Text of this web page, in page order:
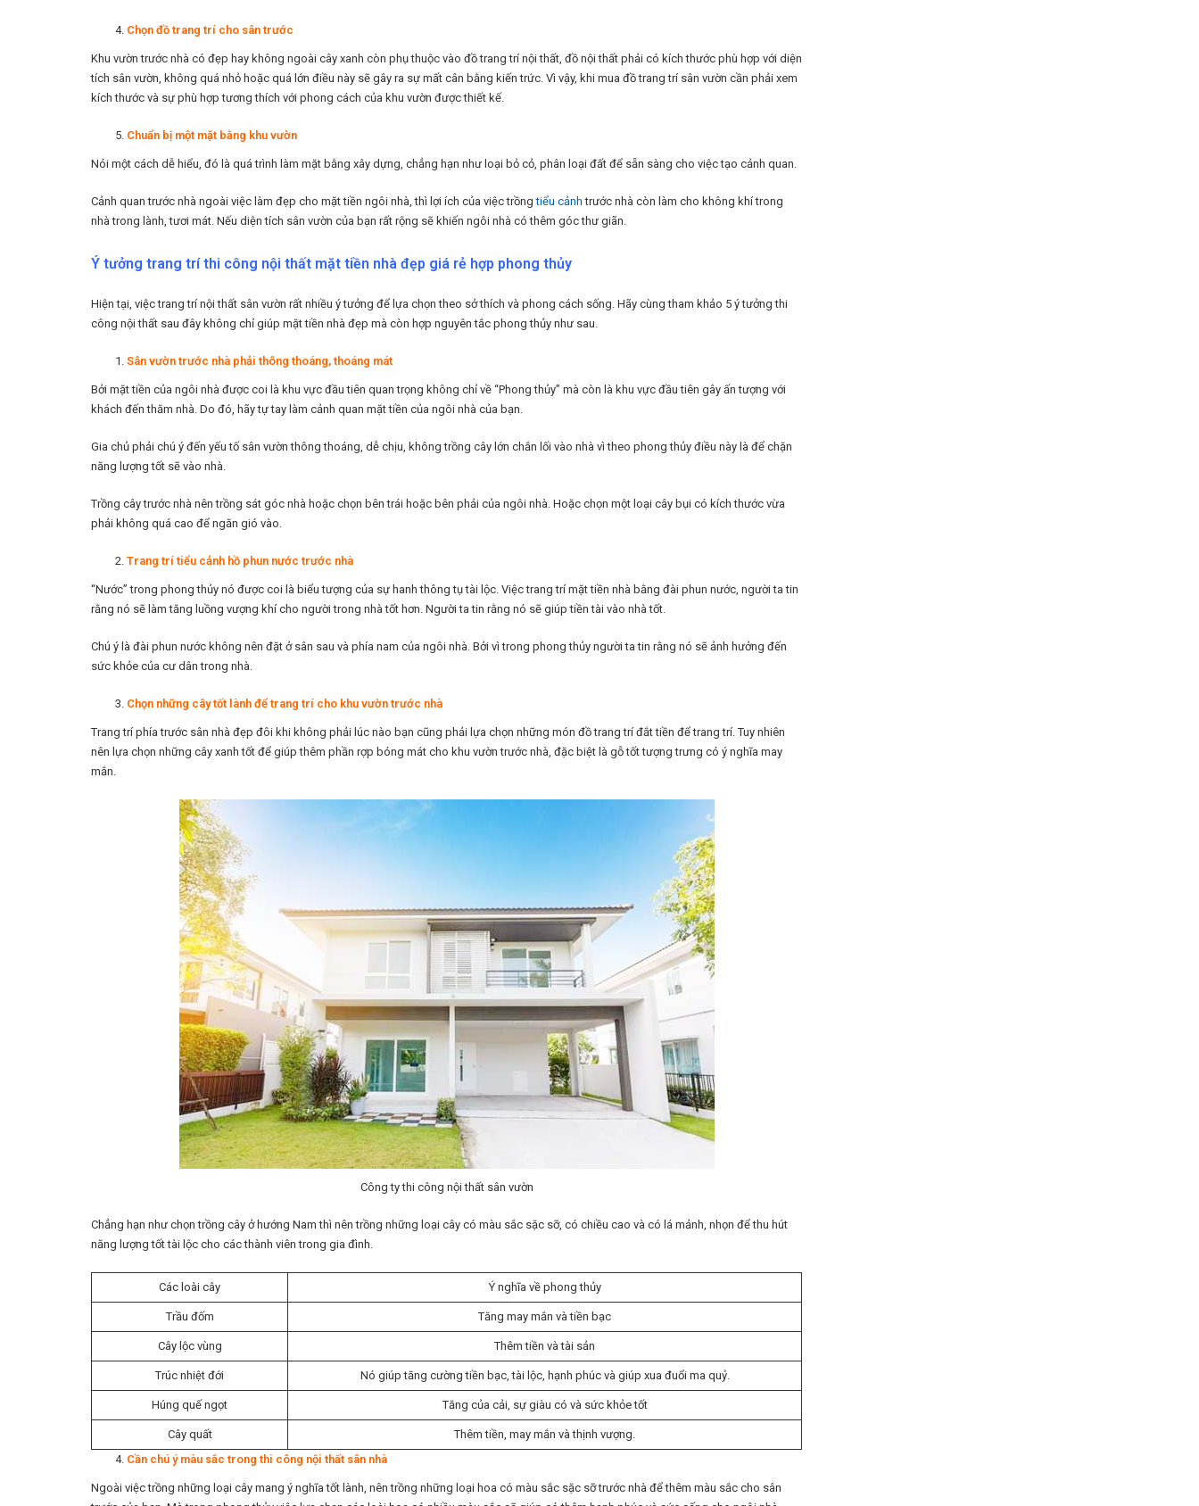
Chọn đồ trang trí cho sân trước
Khu vườn trước nhà có đẹp hay không ngoài cây xanh còn phụ thuộc vào đồ trang trí nội thất, đồ nội thất phải có kích thước phù hợp với diện
tích sân vườn, không quá nhỏ hoặc quá lớn điều này sẽ gây ra sự mất cân bằng kiến trức. Vì vậy, khi mua đồ trang trí sân vườn cần phải xem
kích thước và sự phù hợp tương thích với phong cách của khu vườn được thiết kế.
Chuẩn bị một mặt bằng khu vườn
Nói một cách dễ hiểu, đó là quá trình làm mặt bằng xây dựng, chẳng hạn như loại bỏ cỏ, phân loại đất để sẵn sàng cho việc tạo cảnh quan.
Cảnh quan trước nhà ngoài việc làm đẹp cho mặt tiền ngôi nhà, thì lợi ích của việc trồngtiểu cảnh trước nhà còn làm cho không khí trong
nhà trong lành, tươi mát. Nếu diện tích sân vườn của bạn rất rộng sẽ khiến ngôi nhà có thêm góc thư giãn.
Ý tưởng trang trí thi công nội thất mặt tiền nhà đẹp giá rẻ hợp phong thủy
Hiện tại, việc trang trí nội thất sân vườn rất nhiều ý tưởng để lựa chọn theo sở thích và phong cách sống. Hãy cùng tham khảo 5 ý tưởng thi
công nội thất sau đây không chỉ giúp mặt tiền nhà đẹp mà còn hợp nguyên tắc phong thủy như sau.
Sân vườn trước nhà phải thông thoáng, thoáng mát
Bởi mặt tiền của ngôi nhà được coi là khu vực đầu tiên quan trọng không chỉ về “Phong thủy” mà còn là khu vực đầu tiên gây ấn tượng với
khách đến thăm nhà. Do đó, hãy tự tay làm cảnh quan mặt tiền của ngôi nhà của bạn.
Gia chủ phải chú ý đến yếu tố sân vườn thông thoáng, dễ chịu, không trồng cây lớn chắn lối vào nhà vì theo phong thủy điều này là để chặn
năng lượng tốt sẽ vào nhà.
Trồng cây trước nhà nên trồng sát góc nhà hoặc chọn bên trái hoặc bên phải của ngôi nhà. Hoặc chọn một loại cây bụi có kích thước vừa
phải không quá cao để ngăn gió vào.
Trang trí tiểu cảnh hồ phun nước trước nhà
“Nước” trong phong thủy nó được coi là biểu tượng của sự hanh thông tụ tài lộc. Việc trang trí mặt tiền nhà bằng đài phun nước, người ta tin
rằng nó sẽ làm tăng luồng vượng khí cho người trong nhà tốt hơn. Người ta tin rằng nó sẽ giúp tiền tài vào nhà tốt.
Chú ý là đài phun nước không nên đặt ở sân sau và phía nam của ngôi nhà. Bởi vì trong phong thủy người ta tin rằng nó sẽ ảnh hưởng đến
sức khỏe của cư dân trong nhà.
Chọn những cây tốt lành để trang trí cho khu vườn trước nhà
Trang trí phía trước sân nhà đẹp đôi khi không phải lúc nào bạn cũng phải lựa chọn những món đồ trang trí đắt tiền để trang trí. Tuy nhiên
nên lựa chọn những cây xanh tốt để giúp thêm phần rợp bóng mát cho khu vườn trước nhà, đặc biệt là gỗ tốt tượng trưng có ý nghĩa may
mắn.
Công ty thi công nội thất sân vườn
Chẳng hạn như chọn trồng cây ở hướng Nam thì nên trồng những loại cây có màu sắc sặc sỡ, có chiều cao và có lá mảnh, nhọn để thu hút
năng lượng tốt tài lộc cho các thành viên trong gia đình.
Các loài cây Ý nghĩa về phong thủy
Trầu đốm Tăng may mắn và tiền bạc
Cây lộc vùng Thêm tiền và tài sản
Trúc nhiệt đới Nó giúp tăng cường tiền bạc, tài lộc, hạnh phúc và giúp xua đuổi ma quỷ.
Húng quế ngọt Tăng của cải, sự giàu có và sức khỏe tốt
Cây quất
Thêm tiền, may mắn và thịnh vượng.
Cần chú ý màu sắc trong thi công nội thất sân nhà
Ngoài việc trồng những loại cây mang ý nghĩa tốt lành, nên trồng những loại hoa có màu sắc sặc sỡ trước nhà để thêm màu sắc cho sân